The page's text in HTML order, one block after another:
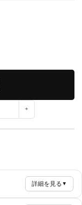
詳細を見る ▼